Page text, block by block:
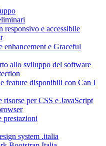
responsivo e accessibile
enhancement e Graceful
allo sviluppo del software
feature disponibili con Can I
risorse per CSS e JavaScript
prestazioni
system .italia